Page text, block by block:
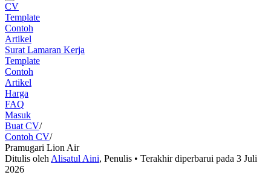
CV
Template
Contoh
Artikel
Surat Lamaran Kerja
Template
Contoh
Artikel
Harga
FAQ
Masuk
Buat CV/
Contoh CV/
Pramugari Lion Air
Ditulis oleh Alisatul Aini, Penulis • Terakhir diperbarui pada 3 Juli
2026